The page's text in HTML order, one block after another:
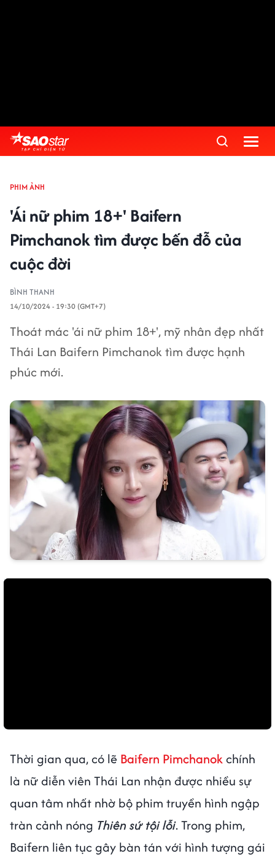
PHIM ẢNH
'Ái nữ phim 18+' Baifern
Pimchanok tìm được bến đỗ của
cuộc đời
BÌNH THANH
14/10/2024 - 19:30 (GMT+7)
Thoát mác 'ái nữ phim 18+', mỹ nhân đẹp nhất
Thái Lan Baifern Pimchanok tìm được hạnh
phúc mới.
Thời gian qua, có lẽ Baifern Pimchanokchính
là nữ diễn viên Thái Lan nhận được nhiều sự
quan tâm nhất nhờ bộ phim truyền hình ngập
tràn cảnh nóng Thiên sứ tội lỗi. Trong phim,
Baifern liên tục gây bàn tán với hình tượng gái